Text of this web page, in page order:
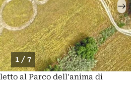
1 / 7
al Parco dell'anima di